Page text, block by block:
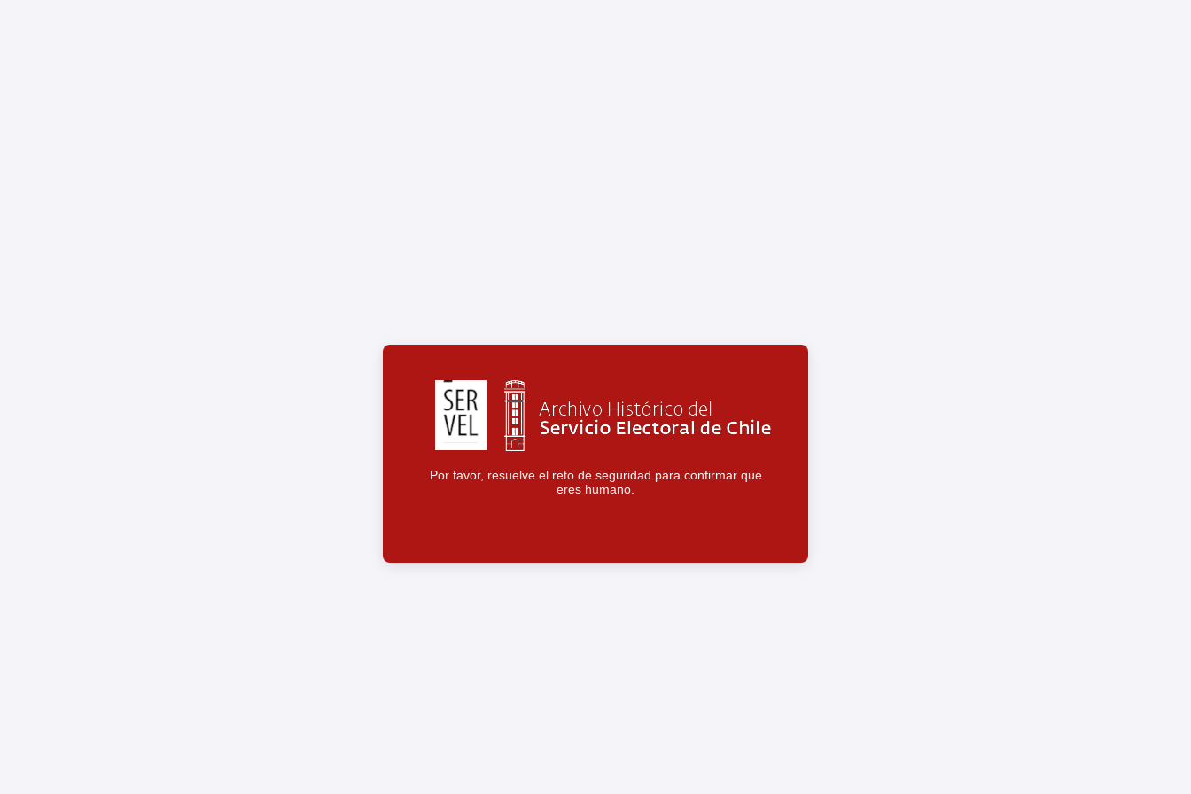
Por favor, resuelve el reto de seguridad para confirmar que
eres humano.